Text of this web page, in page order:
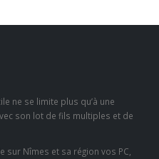
ne se limite plus qu’à une
son lot de fils multiples et de
Nîmes et sa région vos PC,